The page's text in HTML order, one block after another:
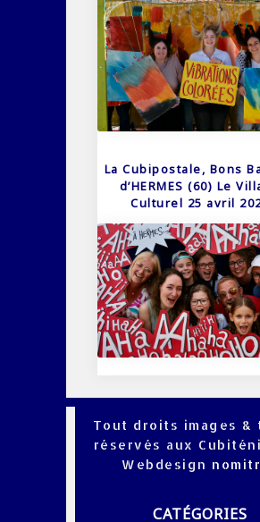
La Cubipostale, Bons
d’HERMES (60) Le
Culturel 25 avril
Tout droits images &
réservés aux
Webdesign
CATÉGORIES